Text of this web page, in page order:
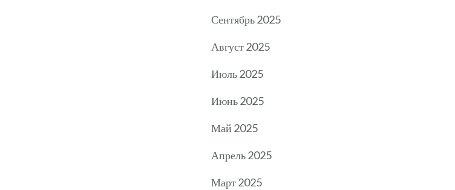
Сентябрь 2025
Август 2025
Июль 2025
Июнь 2025
Май 2025
Апрель 2025
Март 2025